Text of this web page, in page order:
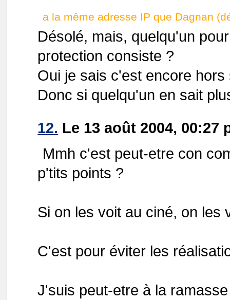
a la même adresse IP que Dagnan
Désolé, mais, quelqu'un
protection consiste ?
Oui je sais c'est encore
Donc si quelqu'un en sait
12. Le 13 août 2004, 00:27
Mmh c'est peut-etre con
p'tits points ?
Si on les voit au ciné, on les
C'est pour éviter les
J'suis peut-etre à la